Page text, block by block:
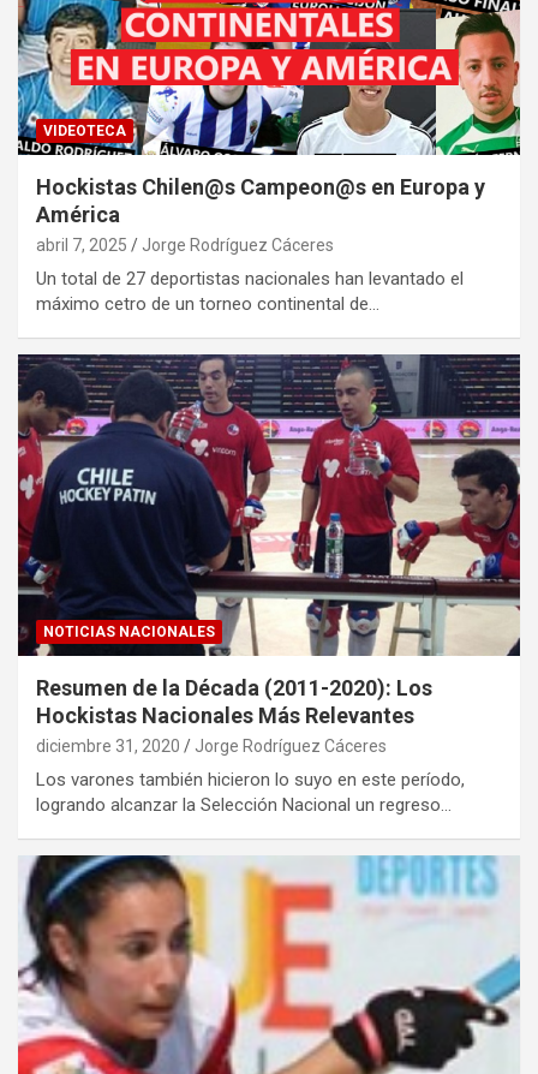
VIDEOTECA
Hockistas Chilen@s Campeon@s en Europa y
América
abril 7, 2025 Jorge Rodríguez Cáceres
Un total de 27 deportistas nacionales han levantado el
máximo cetro de un torneo continental de…
NOTICIAS NACIONALES
Resumen de la Década (2011-2020): Los
Hockistas Nacionales Más Relevantes
diciembre 31, 2020 Jorge Rodríguez Cáceres
Los varones también hicieron lo suyo en este período,
logrando alcanzar la Selección Nacional un regreso…